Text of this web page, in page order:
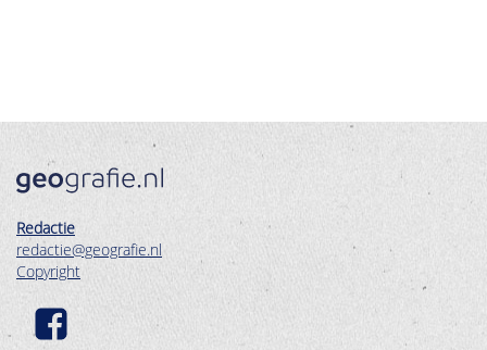
Redactie
redactie@geografie.nl
Copyright